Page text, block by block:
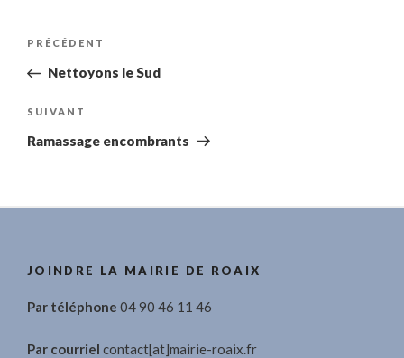
Navigation
l’article
Article
précédent
PRÉCÉDENT
Nettoyons le Sud
Article
suivant
SUIVANT
Ramassage encombrants
JOINDRE LA MAIRIE DE ROAIX
Par téléphone 04 90 46 11 46
Par courriel contact[at]mairie-roaix.fr